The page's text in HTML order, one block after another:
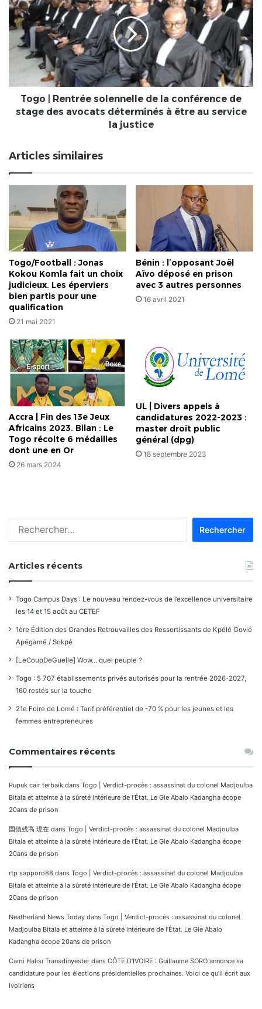
Rentrée
solennelle
la
conférence
avocats
au
service
Togo | Rentrée solennelle de la conférence de
stage des avocats déterminés à être au service
la justice
Articles similaires
Togo/Football : Jonas
Kokou Komla fait un choix
judicieux. Les éperviers
bien partis pour une
qualification
21 mai 2021
Bénin : l’opposant Joël
Aïvo déposé en prison
avec 3 autres personnes
16 avril 2021
Accra | Fin des 13e Jeux
Africains 2023. Bilan : Le
Togo récolte 6 médailles
dont une en Or
26 mars 2024
UL | Divers appels à
candidatures 2022-2023 :
master droit public
général (dpg)
18 septembre 2023
Articles récents
Togo Campus Days : Le nouveau rendez-vous de l’excellence universitaire
les 14 et 15 août au CETEF
1ère Édition des Grandes Retrouvailles des Ressortissants de Kpélé Govié
Apégamé / Sokpé
[LeCoupDeGuelle] Wow… quel peuple ?
Togo : 5 707 établissements privés autorisés pour la rentrée 2026-2027,
160 restés sur la touche
21e Foire de Lomé : Tarif préférentiel de -70 % pour les jeunes et les
femmes entrepreneures
Commentaires récents
Pupuk cair terbaik dans Togo | Verdict-procès : assassinat du colonel Madjoulba
Bitala et atteinte à la sûreté intérieure de l’État. Le Gle Abalo Kadangha écope
20ans de prison
国債残高 現在 dans Togo | Verdict-procès : assassinat du colonel Madjoulba
Bitala et atteinte à la sûreté intérieure de l’État. Le Gle Abalo Kadangha écope
20ans de prison
rtp sapporo88 dans Togo | Verdict-procès : assassinat du colonel Madjoulba
Bitala et atteinte à la sûreté intérieure de l’État. Le Gle Abalo Kadangha écope
20ans de prison
Neatherland News Today dans Togo | Verdict-procès : assassinat du colonel
Madjoulba Bitala et atteinte à la sûreté intérieure de l’État. Le Gle Abalo
Kadangha écope 20ans de prison
Cami Halısı Transdinyester dans CÔTE D’IVOIRE : Guillaume SORO annonce sa
candidature pour les élections présidentielles prochaines. Voici ce qu’il écrit aux
Ivoiriens